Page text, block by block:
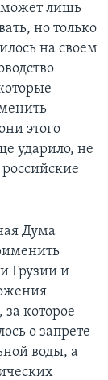
может лишь
но только
на своем
этого
ударило, не
Дума
Грузии и
которое
о запрете
воды, а